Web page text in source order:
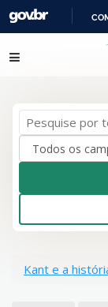
Pular para o
Kant e a